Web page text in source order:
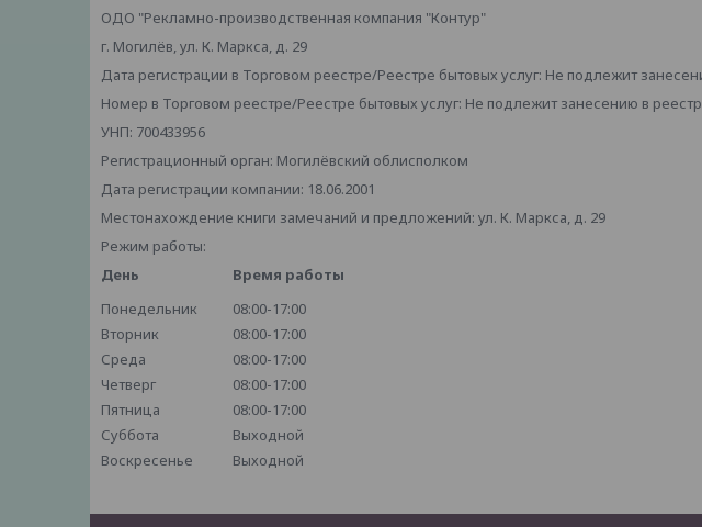
ОДО "Рекламно-производственная компания "Контур"
г. Могилёв, ул. К. Маркса, д. 29
Дата регистрации в Торговом реестре/Реестре бытовых услуг: Не подлежит
Номер в Торговом реестре/Реестре бытовых услуг: Не подлежит занесению в
УНП: 700433956
Регистрационный орган: Могилёвский облисполком
Дата регистрации компании: 18.06.2001
Местонахождение книги замечаний и предложений: ул. К. Маркса, д. 29
Режим работы:
День
Время работы
Понедельник
08:00-17:00
Вторник
08:00-17:00
Среда
08:00-17:00
Четверг
08:00-17:00
Пятница
08:00-17:00
Суббота
Выходной
Воскресенье
Выходной